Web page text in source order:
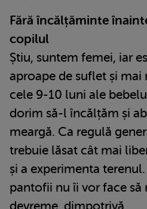
Fără încălțăminte
copilul
Știu, suntem femei, iar
aproape de suflet și mai
cele 9-10 luni ale
dorim să-l încălțăm și
meargă. Ca regulă
trebuie lăsat cât mai
și a experimenta
pantofii nu îi vor face să
devreme, dimpotrivă.